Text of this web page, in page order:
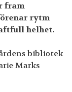
fram
rytm
helhet.
bibliotek
Marks